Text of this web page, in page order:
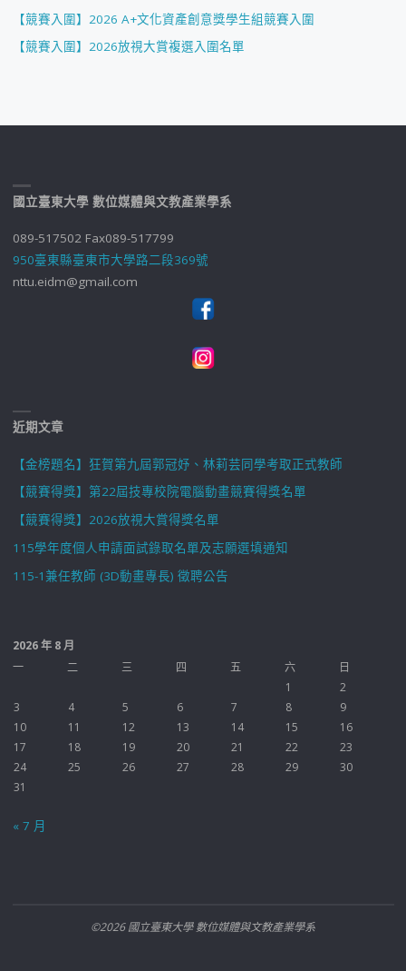
【競賽入圍】2026 A+文化資產創意獎學生組競賽入圍
【競賽入圍】2026放視大賞複選入圍名單
國立臺東大學 數位媒體與文教產業學系
089-517502 Fax089-517799
950臺東縣臺東市大學路二段369號
nttu.eidm@gmail.com
近期文章
【金榜題名】狂賀第九屆郭冠妤、林莉芸同學考取正式教師
【競賽得獎】第22屆技專校院電腦動畫競賽得獎名單
【競賽得獎】2026放視大賞得獎名單
115學年度個人申請面試錄取名單及志願選填通知
115-1兼任教師 (3D動畫專長) 徵聘公告
2026 年 8 月
一
二 三 四 五 六
日
1
2
3
4 5 6 7 8
9
10
11 12 13 14 15
16
17
18 19 20 21 22
23
24
25 26 27 28 29
30
31
« 7 月
©2026 國立臺東大學 數位媒體與文教產業學系